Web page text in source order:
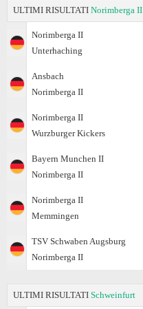
ULTIMI RISULTATI Norimberga II
Norimberga II
Unterhaching
Ansbach
Norimberga II
Norimberga II
Wurzburger Kickers
Bayern Munchen II
Norimberga II
Norimberga II
Memmingen
TSV Schwaben Augsburg
Norimberga II
ULTIMI RISULTATI Schweinfurt